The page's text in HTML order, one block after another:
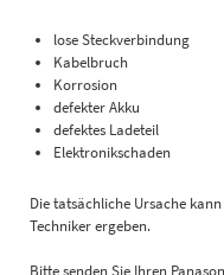
lose Steckverbindung
Kabelbruch
Korrosion
defekter Akku
defektes Ladeteil
Elektronikschaden
Die tatsächliche Ursache
Techniker ergeben.
Bitte senden Sie Ihren